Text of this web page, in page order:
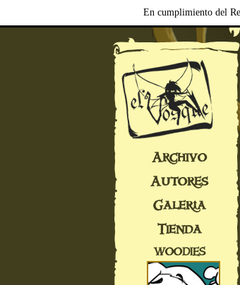
En cumplimiento del
Archivo
Autores
Galería
Tienda
WOODIES